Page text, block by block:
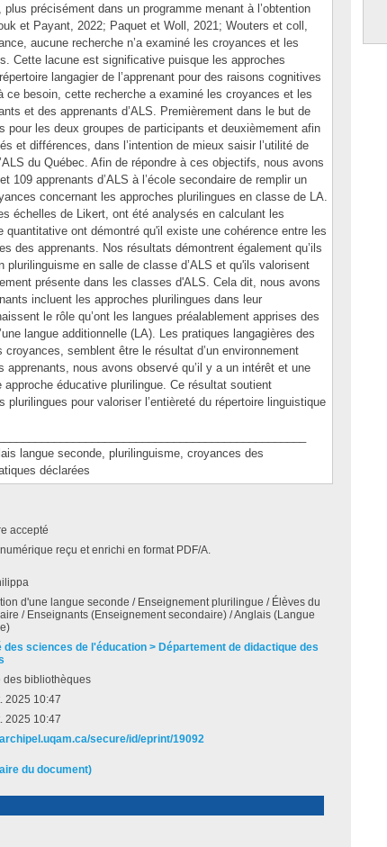
précisément dans un programme menant à l’obtention
et Payant, 2022; Paquet et Woll, 2021; Wouters et coll,
aucune recherche n’a examiné les croyances et les
Cette lacune est significative puisque les approches
langagier de l’apprenant pour des raisons cognitives
ce besoin, cette recherche a examiné les croyances et les
et des apprenants d’ALS. Premièrement dans le but de
pour les deux groupes de participants et deuxièmement afin
et différences, dans l’intention de mieux saisir l’utilité de
du Québec. Afin de répondre à ces objectifs, nous avons
109 apprenants d’ALS à l’école secondaire de remplir un
concernant les approches plurilingues en classe de LA.
échelles de Likert, ont été analysés en calculant les
quantitative ont démontré qu'il existe une cohérence entre les
des apprenants. Nos résultats démontrent également qu’ils
plurilinguisme en salle de classe d’ALS et qu'ils valorisent
présente dans les classes d'ALS. Cela dit, nous avons
incluent les approches plurilingues dans leur
le rôle qu’ont les langues préalablement apprises des
langue additionnelle (LA). Les pratiques langagières des
semblent être le résultat d’un environnement
apprenants, nous avons observé qu’il y a un intérêt et une
approche éducative plurilingue. Ce résultat soutient
plurilingues pour valoriser l’entièreté du répertoire linguistique
langue seconde, plurilinguisme, croyances des
déclarées
accepté
reçu et enrichi en format PDF/A.
d'une langue seconde / Enseignement plurilingue / Élèves du
/ Enseignants (Enseignement secondaire) / Anglais (Langue
des sciences de l'éducation > Département de didactique des
des bibliothèques
2025 10:47
2025 10:47
secure/id/eprint/19092
du document)